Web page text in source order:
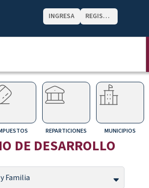
INGRESA REGISTRATE
REPARTICIONES MUNICIPIOS
DE DESARROLLO
Familia